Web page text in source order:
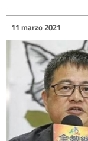
11 marzo 2021